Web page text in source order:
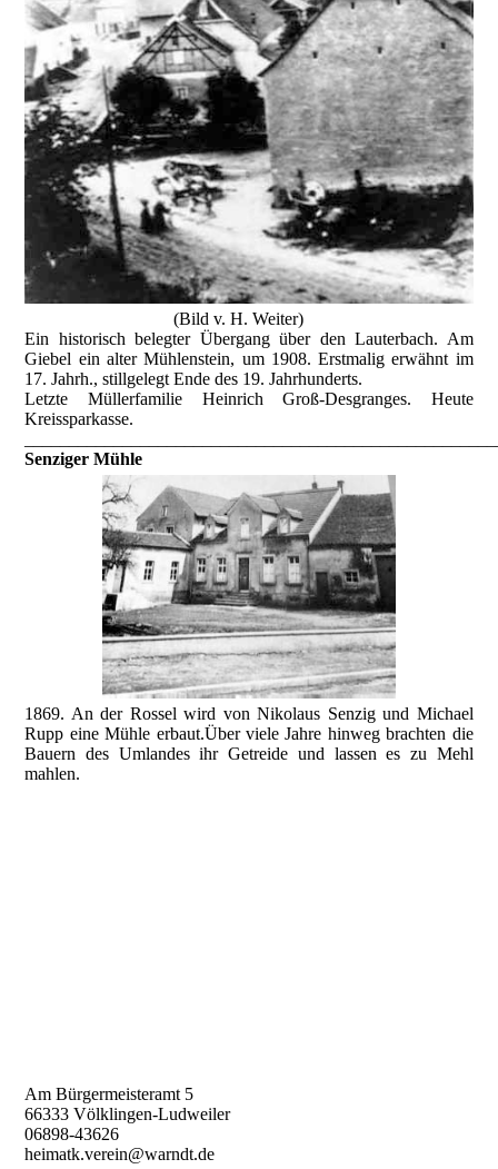
(Bild v. H. Weiter)
Ein historisch belegter Übergang über den Lauterbach. Am
Giebel ein alter Mühlenstein, um 1908. Erstmalig erwähnt im
17. Jahrh., stillgelegt Ende des 19. Jahrhunderts.
Letzte Müllerfamilie Heinrich Groß-Desgranges. Heute
Kreissparkasse.
Senziger Mühle
1869. An der Rossel wird von Nikolaus Senzig und Michael
Rupp eine Mühle erbaut.Über viele Jahre hinweg brachten die
Bauern des Umlandes ihr Getreide und lassen es zu Mehl
mahlen.
Am Bürgermeisteramt 5
66333 Völklingen-Ludweiler
06898-43626
heimatk.verein@warndt.de